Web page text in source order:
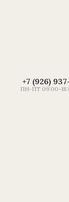
+7 (926)
ПН-ПТ 09:00-